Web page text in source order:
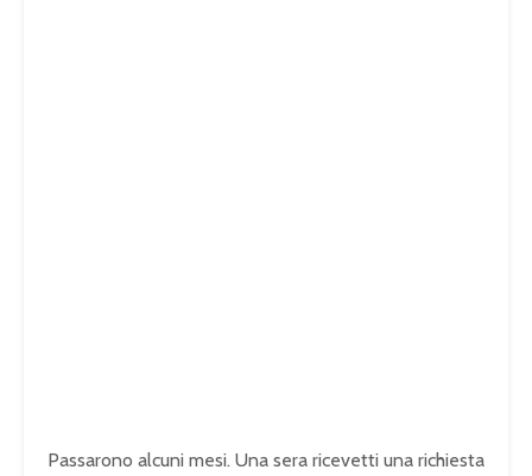
Passarono alcuni mesi. Una sera ricevetti una richiesta